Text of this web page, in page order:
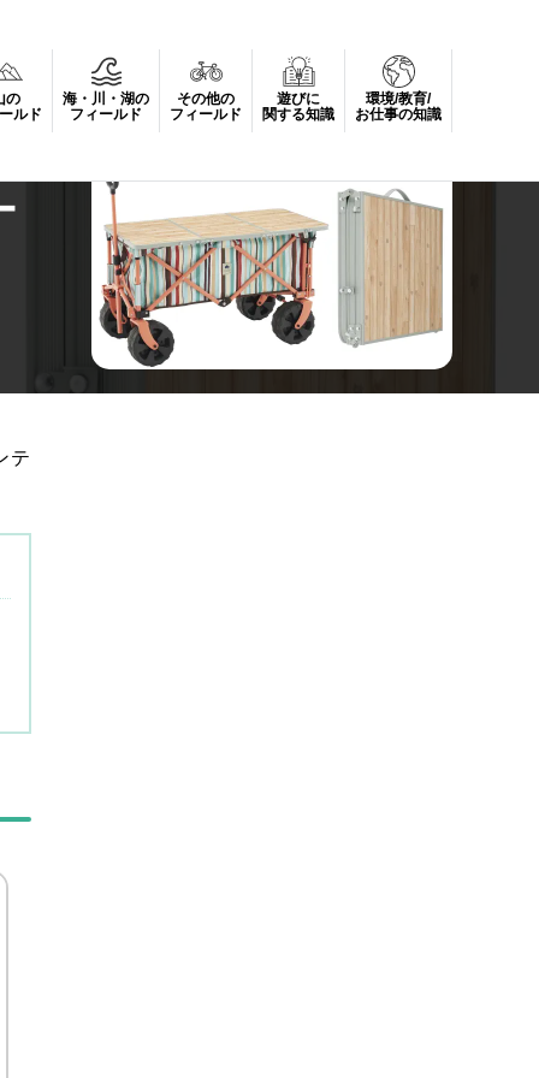
の
ルド
海・川・湖の
フィールド
その他の
フィールド
遊びに
関する知識
環境/教育/
お仕事の知識
テ